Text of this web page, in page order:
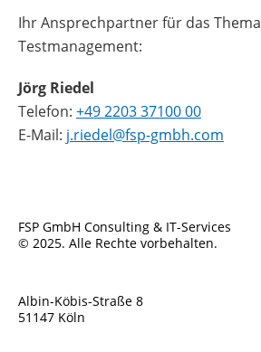
Ihr Ansprechpartner für das Thema
Testmanagement:
Jörg Riedel
Telefon: +49 2203 37100 00
E-Mail: j.riedel@fsp-gmbh.com
FSP GmbH Consulting & IT-Services
© 2025. Alle Rechte vorbehalten.
Albin-Köbis-Straße 8
51147 Köln